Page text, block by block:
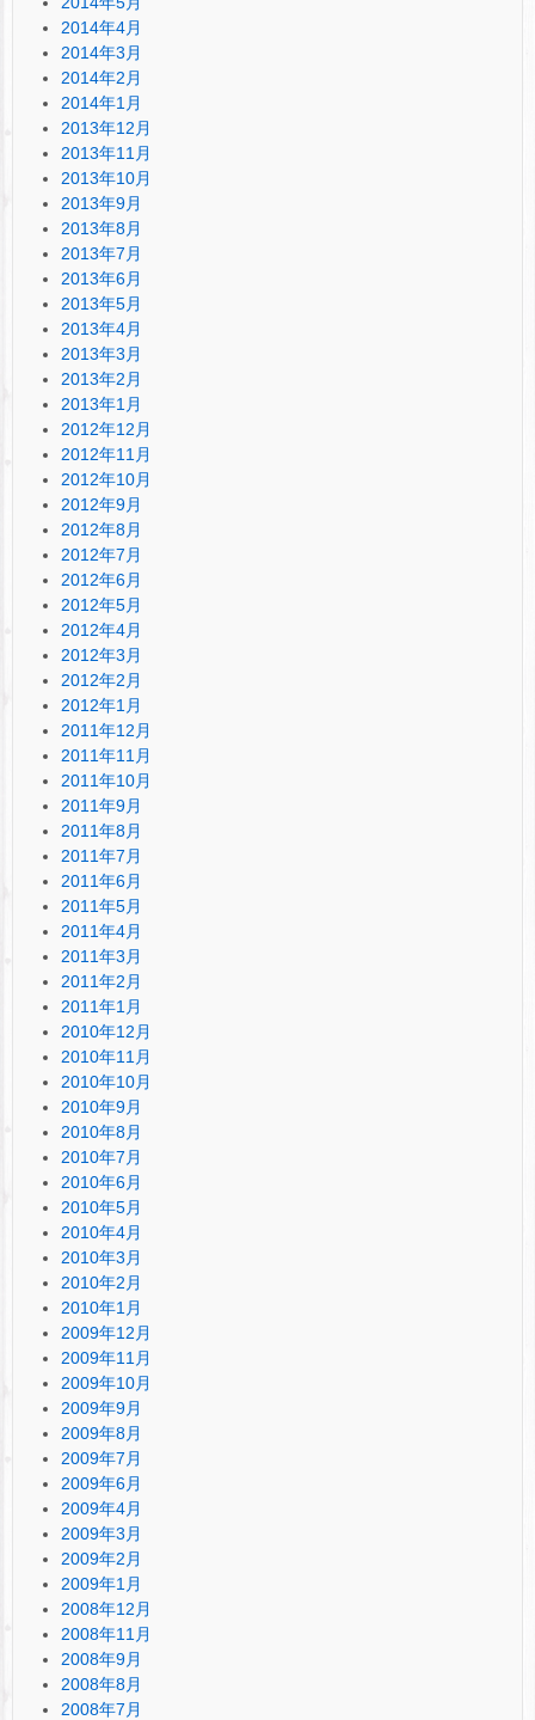
2014年4月
2014年3月
2014年2月
2014年1月
2013年12月
2013年11月
2013年10月
2013年9月
2013年8月
2013年7月
2013年6月
2013年5月
2013年4月
2013年3月
2013年2月
2013年1月
2012年12月
2012年11月
2012年10月
2012年9月
2012年8月
2012年7月
2012年6月
2012年5月
2012年4月
2012年3月
2012年2月
2012年1月
2011年12月
2011年11月
2011年10月
2011年9月
2011年8月
2011年7月
2011年6月
2011年5月
2011年4月
2011年3月
2011年2月
2011年1月
2010年12月
2010年11月
2010年10月
2010年9月
2010年8月
2010年7月
2010年6月
2010年5月
2010年4月
2010年3月
2010年2月
2010年1月
2009年12月
2009年11月
2009年10月
2009年9月
2009年8月
2009年7月
2009年6月
2009年4月
2009年3月
2009年2月
2009年1月
2008年12月
2008年11月
2008年9月
2008年8月
2008年7月